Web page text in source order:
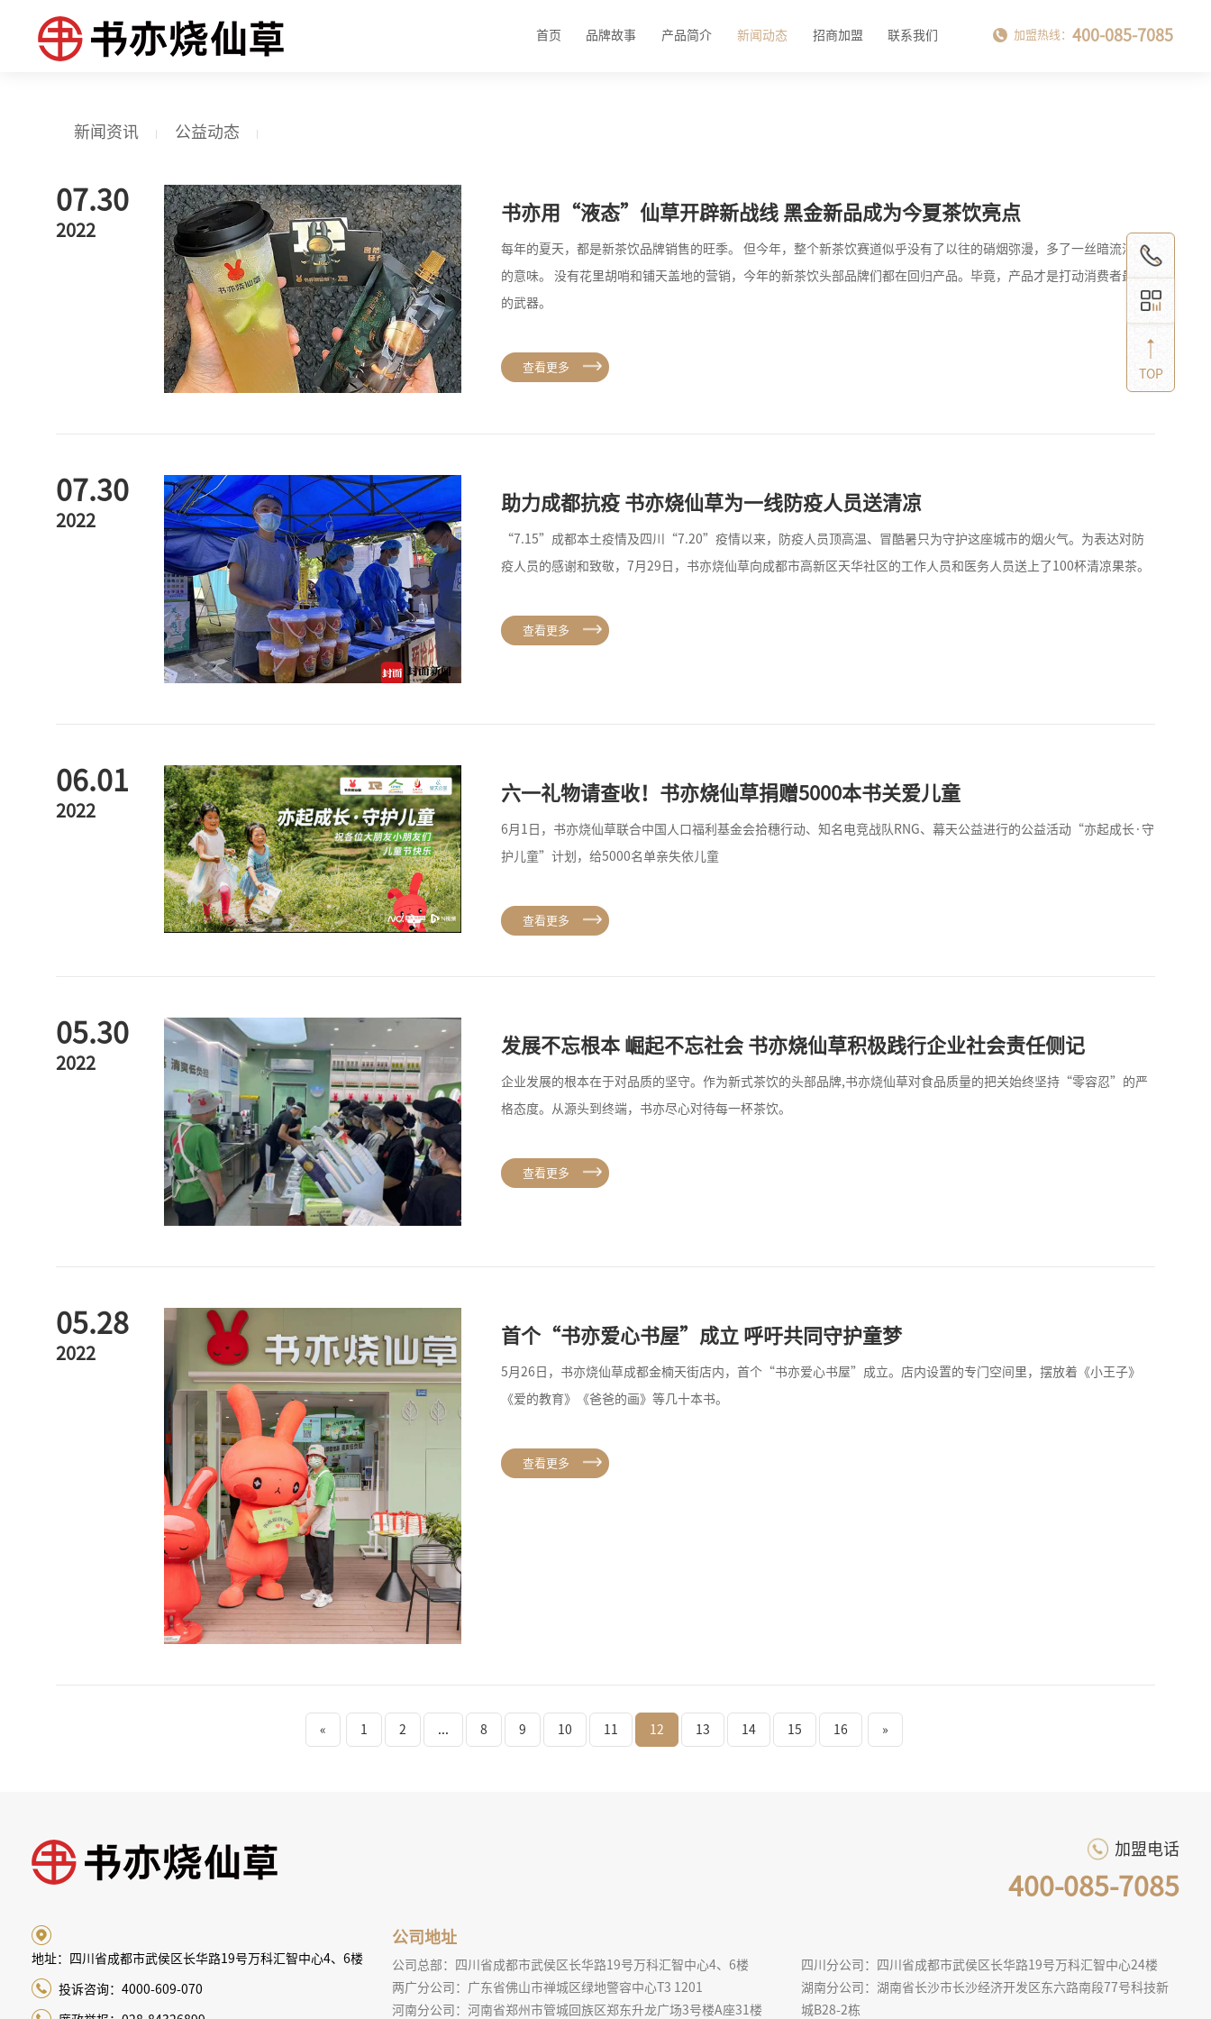
加盟热线：400-085-7085
首页 品牌故事 产品简介 新闻动态 招商加盟 联系我们
新闻资讯 公益动态
07.30
2022
书亦用“液态”仙草开辟新战线 黑金新品成为今夏茶饮亮点
每年的夏天，都是新茶饮品牌销售的旺季。 但今年，整个新茶饮赛道似乎没有了以往的硝烟弥漫，多了一丝暗流涌动
的意味。 没有花里胡哨和铺天盖地的营销，今年的新茶饮头部品牌们都在回归产品。毕竟，产品才是打动消费者最好
的武器。
查看更多
07.30
2022
助力成都抗疫 书亦烧仙草为一线防疫人员送清凉
“7.15”成都本土疫情及四川“7.20”疫情以来，防疫人员顶高温、冒酷暑只为守护这座城市的烟火气。为表达对防
疫人员的感谢和致敬，7月29日，书亦烧仙草向成都市高新区天华社区的工作人员和医务人员送上了100杯清凉果茶。
查看更多
06.01
2022
六一礼物请查收！书亦烧仙草捐赠5000本书关爱儿童
6月1日，书亦烧仙草联合中国人口福利基金会拾穗行动、知名电竞战队RNG、幕天公益进行的公益活动“亦起成长·守
护儿童”计划，给5000名单亲失依儿童
查看更多
05.30
2022
发展不忘根本 崛起不忘社会 书亦烧仙草积极践行企业社会责任侧记
企业发展的根本在于对品质的坚守。作为新式茶饮的头部品牌,书亦烧仙草对食品质量的把关始终坚持“零容忍”的严
格态度。从源头到终端，书亦尽心对待每一杯茶饮。
查看更多
05.28
2022
首个“书亦爱心书屋”成立 呼吁共同守护童梦
5月26日，书亦烧仙草成都金楠天街店内，首个“书亦爱心书屋”成立。店内设置的专门空间里，摆放着《小王子》
《爱的教育》《爸爸的画》等几十本书。
查看更多
« 1 2 8 9 10 11 12 13 14 15 16 »
加盟电话
400-085-7085
地址：四川省成都市武侯区长华路19号万科汇智中心4、6楼
投诉咨询：4000-609-070
公司地址
公司总部：四川省成都市武侯区长华路19号万科汇智中心4、6楼
四川分公司：四川省成都市武侯区长华路19号万科汇智中心24楼
两广分公司：广东省佛山市禅城区绿地警容中心T3 1201
湖南分公司：湖南省长沙市长沙经济开发区东六路南段77号科技新
城B28-2栋
河南分公司：河南省郑州市管城回族区郑东升龙广场3号楼A座31楼
TOP